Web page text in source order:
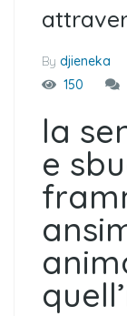
By djieneka
150
la
e